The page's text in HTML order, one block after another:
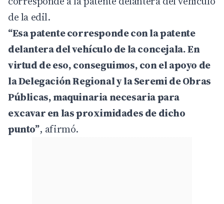
de la edil.
“Esa patente corresponde con la patente
delantera del vehículo de la concejala. En
virtud de eso, conseguimos, con el apoyo de
la Delegación Regional y la Seremi de Obras
Públicas, maquinaria necesaria para
excavar en las proximidades de dicho
punto”, afirmó.